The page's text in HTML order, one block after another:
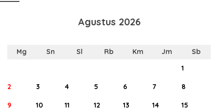
Agustus 2026
Mg Sn Sl Rb Km Jm
Sb
1
2 3 4 5 6 7 8
9 10 11 12 13 14 15